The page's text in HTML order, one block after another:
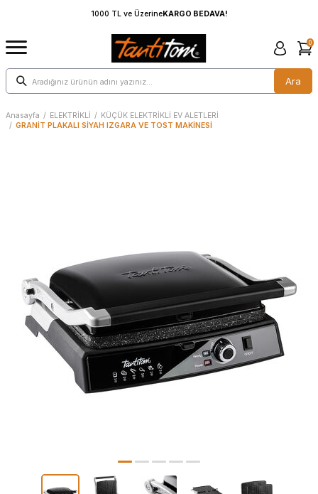
1000 TL ve ÜzerineKARGO BEDAVA!
Ara
0
Anasayfa / ELEKTRİKLİ / KÜÇÜK ELEKTRİKLİ EV ALETLERİ
/ GRANİT PLAKALI SİYAH IZGARA VE TOST MAKİNESİ